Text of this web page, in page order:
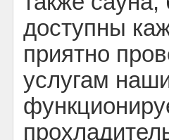
доступны
приятно
услугам